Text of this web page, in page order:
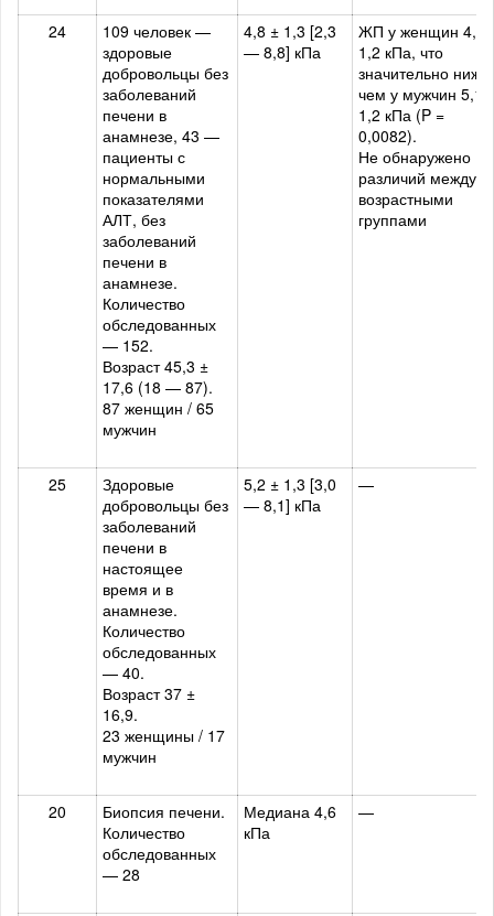
24
109 человек —
здоровые
добровольцы без
заболеваний
печени в
анамнезе, 43 —
пациенты с
нормальными
показателями
АЛТ, без
заболеваний
печени в
анамнезе.
Количество
обследованных
— 152.
Возраст 45,3 ±
17,6 (18 — 87).
87 женщин / 65
мужчин
4,8 ± 1,3 [2,3
— 8,8] кПа
ЖП у женщин 4,6
1,2 кПа, что
значительно ниже,
чем у мужчин 5,1
1,2 кПа (P =
0,0082).
Не обнаружено
различий между
возрастными
группами
25
Здоровые
добровольцы без
заболеваний
печени в
настоящее
время и в
анамнезе.
Количество
обследованных
— 40.
Возраст 37 ±
16,9.
23 женщины / 17
мужчин
5,2 ± 1,3 [3,0
— 8,1] кПа
—
20
Биопсия печени.
Количество
обследованных
— 28
Медиана 4,6
кПа
—